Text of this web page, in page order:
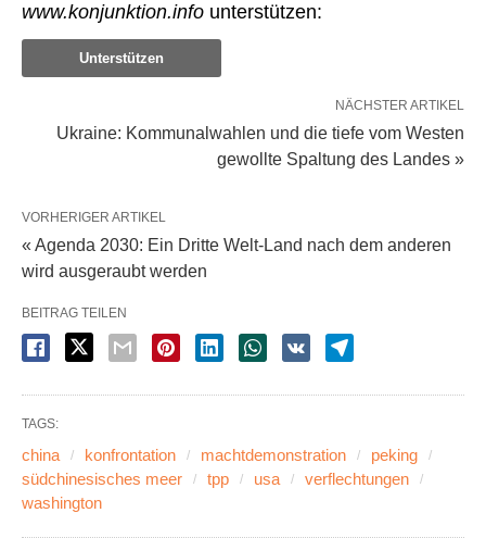
www.konjunktion.info unterstützen:
Unterstützen
NÄCHSTER ARTIKEL
Ukraine: Kommunalwahlen und die tiefe vom Westen
gewollte Spaltung des Landes »
VORHERIGER ARTIKEL
« Agenda 2030: Ein Dritte Welt-Land nach dem anderen
wird ausgeraubt werden
BEITRAG TEILEN
TAGS:
china konfrontation machtdemonstration
peking
südchinesisches meer
tpp usa
verflechtungen
washington